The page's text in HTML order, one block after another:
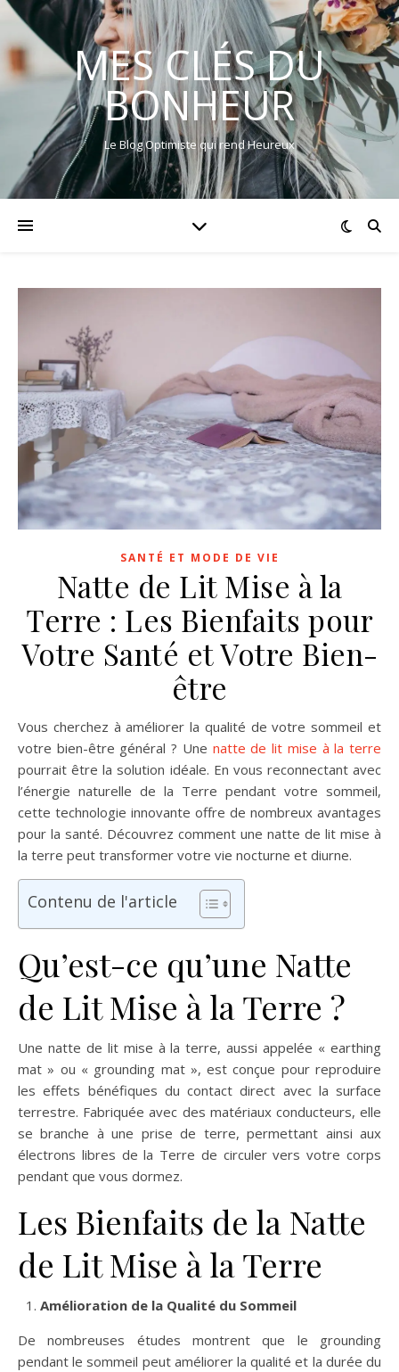
MES CLÉS DU
BONHEUR
Le Blog Optimiste qui rend Heureux
SANTÉ ET MODE DE VIE
Natte de Lit Mise à la
Terre : Les Bienfaits pour
Votre Santé et Votre Bien-
être
Vous cherchez à améliorer la qualité de votre sommeil et
votre bien-être général ? Une natte de lit mise à la terre
pourrait être la solution idéale. En vous reconnectant avec
l’énergie naturelle de la Terre pendant votre sommeil,
cette technologie innovante offre de nombreux avantages
pour la santé. Découvrez comment une natte de lit mise à
la terre peut transformer votre vie nocturne et diurne.
Contenu de l'article
Qu’est-ce qu’une Natte
de Lit Mise à la Terre ?
Une natte de lit mise à la terre, aussi appelée « earthing
mat » ou « grounding mat », est conçue pour reproduire
les effets bénéfiques du contact direct avec la surface
terrestre. Fabriquée avec des matériaux conducteurs, elle
se branche à une prise de terre, permettant ainsi aux
électrons libres de la Terre de circuler vers votre corps
pendant que vous dormez.
Les Bienfaits de la Natte
de Lit Mise à la Terre
Amélioration de la Qualité du Sommeil
De nombreuses études montrent que le grounding
pendant le sommeil peut améliorer la qualité et la durée du